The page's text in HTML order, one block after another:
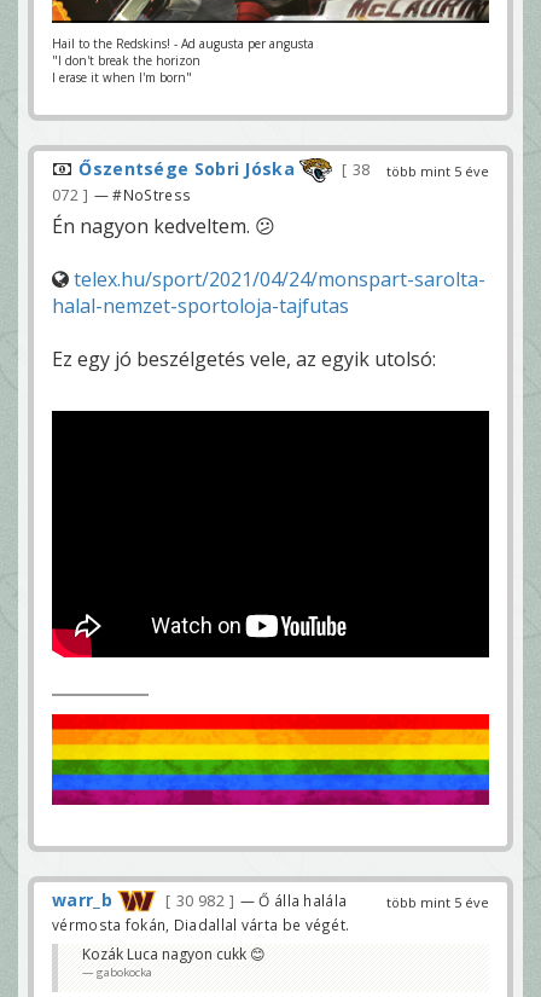
Hail to the Redskins! - Ad augusta per angusta
"I don't break the horizon
I erase it when I'm born"
több mint 5 éve
Őszentsége Sobri Jóska
38
072
— #NoStress
Én nagyon kedveltem. 😕
telex.hu/sport/2021/04/24/monspart-sarolta-
halal-nemzet-sportoloja-tajfutas
Ez egy jó beszélgetés vele, az egyik utolsó:
több mint 5 éve
warr_b 30 982
— Ő álla halála
vérmosta fokán, Diadallal várta be végét.
Kozák Luca nagyon cukk 😊
gabokocka